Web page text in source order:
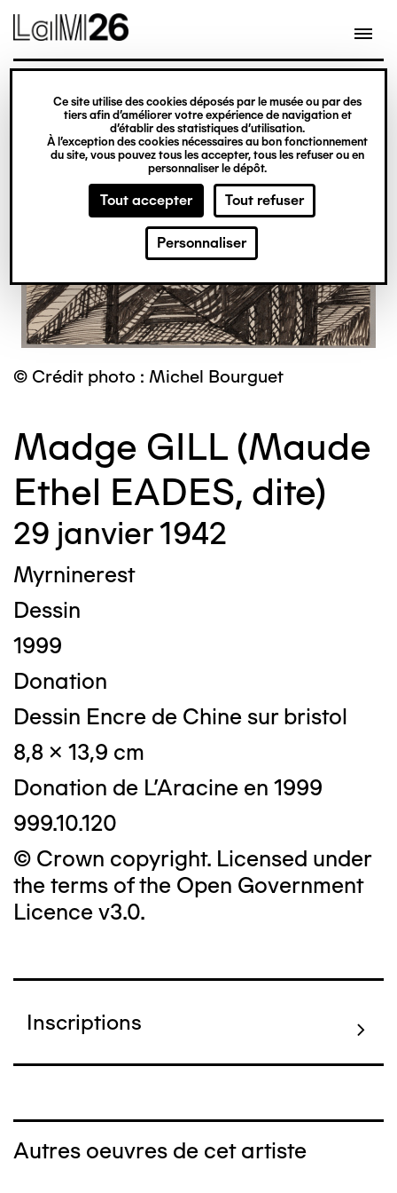
Gestion des cookies
Ce site utilise des cookies déposés par le musée ou par des
tiers afin d’améliorer votre expérience de navigation et
d’établir des statistiques d’utilisation.
À l’exception des cookies nécessaires au bon fonctionnement
du site, vous pouvez tous les accepter, tous les refuser ou en
personnaliser le dépôt.
Tout accepter Tout refuser
Personnaliser
contenu
© Crédit photo : Michel Bourguet
Madge GILL (Maude
Ethel EADES, dite)
29 janvier 1942
Myrninerest
Dessin
1999
Donation
Dessin Encre de Chine sur bristol
8,8 x 13,9 cm
Donation de L'Aracine en 1999
999.10.120
© Crown copyright. Licensed under
the terms of the Open Government
Licence v3.0.
Inscriptions
Autres oeuvres de cet artiste